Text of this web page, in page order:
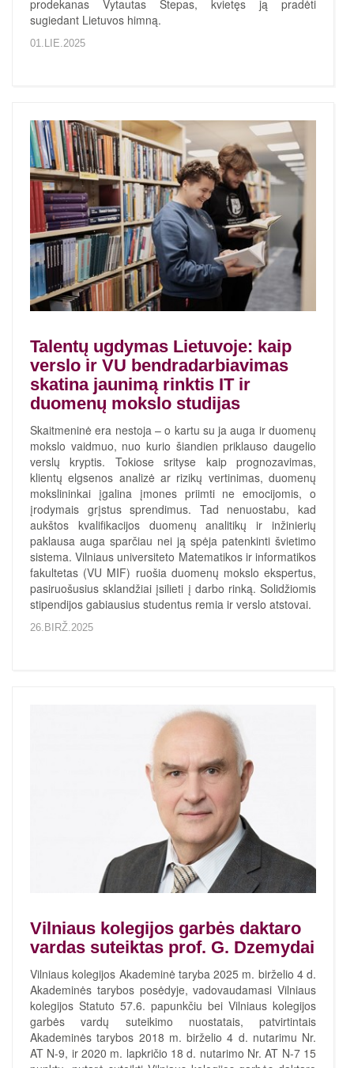
prodekanas Vytautas Stepas, kvietęs ją pradėti
sugiedant Lietuvos himną.
01.LIE.2025
Talentų ugdymas Lietuvoje: kaip
verslo ir VU bendradarbiavimas
skatina jaunimą rinktis IT ir
duomenų mokslo studijas
Skaitmeninė era nestoja – o kartu su ja auga ir duomenų
mokslo vaidmuo, nuo kurio šiandien priklauso daugelio
verslų kryptis. Tokiose srityse kaip prognozavimas,
klientų elgsenos analizė ar rizikų vertinimas, duomenų
mokslininkai įgalina įmones priimti ne emocijomis, o
įrodymais grįstus sprendimus. Tad nenuostabu, kad
aukštos kvalifikacijos duomenų analitikų ir inžinierių
paklausa auga sparčiau nei ją spėja patenkinti švietimo
sistema. Vilniaus universiteto Matematikos ir informatikos
fakultetas (VU MIF) ruošia duomenų mokslo ekspertus,
pasiruošusius sklandžiai įsilieti į darbo rinką. Solidžiomis
stipendijos gabiausius studentus remia ir verslo atstovai.
26.BIRŽ.2025
Vilniaus kolegijos garbės daktaro
vardas suteiktas prof. G. Dzemydai
Vilniaus kolegijos Akademinė taryba 2025 m. birželio 4 d.
Akademinės tarybos posėdyje, vadovaudamasi Vilniaus
kolegijos Statuto 57.6. papunkčiu bei Vilniaus kolegijos
garbės vardų suteikimo nuostatais, patvirtintais
Akademinės tarybos 2018 m. birželio 4 d. nutarimu Nr.
AT N-9, ir 2020 m. lapkričio 18 d. nutarimo Nr. AT N-7 15